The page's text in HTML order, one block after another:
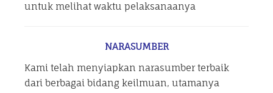
untuk melihat waktu pelaksanaanya
NARASUMBER
Kami telah menyiapkan narasumber terbaik
dari berbagai bidang keilmuan, utamanya